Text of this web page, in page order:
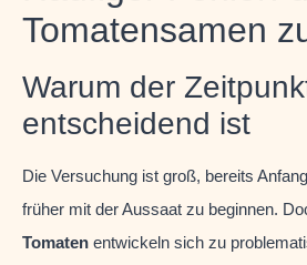
Tomatensamen
Warum der
entscheidend ist
Die Versuchung ist groß, bereits
früher mit der Aussaat zu beginnen.
Tomaten entwickeln sich zu